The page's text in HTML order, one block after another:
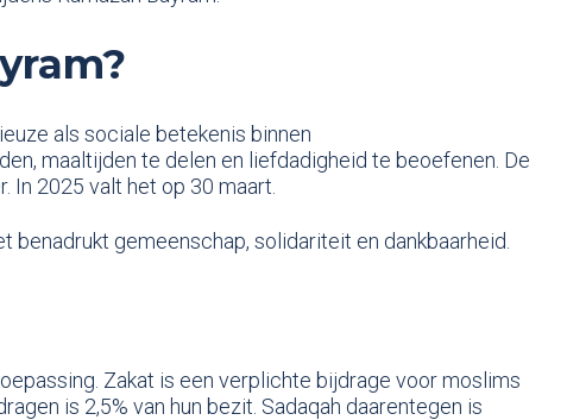
als sociale betekenis binnen
maaltijden te delen en liefdadigheid te beoefenen. De
In 2025 valt het op 30 maart.
gemeenschap, solidariteit en dankbaarheid.
Zakat is een verplichte bijdrage voor moslims
is 2,5% van hun bezit. Sadaqah daarentegen is